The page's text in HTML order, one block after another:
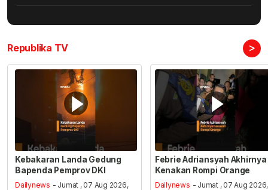
Republika TV >
Kebakaran Landa Gedung
Bapenda Pemprov DKI
Dailynews - Jumat , 07 Aug 2026,
Febrie Adriansyah Akhirnya
Kenakan Rompi Orange
Dailynews - Jumat , 07 Aug 2026,